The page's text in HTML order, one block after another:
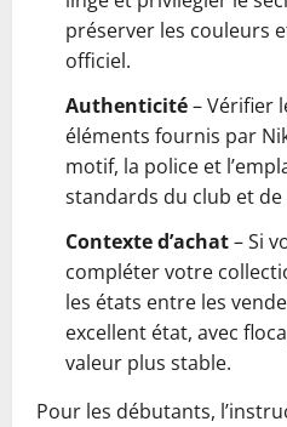
préserver les couleurs
officiel.
Authenticité– Vérifier
éléments fournis par
motif, la police et
standards du club et
Contexte d’achat– Si
compléter votre
les états entre les
excellent état, avec
valeur plus stable.
Pour les débutants,